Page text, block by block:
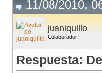
11/08/2010,
juaniquillo
Colaborador
Respuesta: